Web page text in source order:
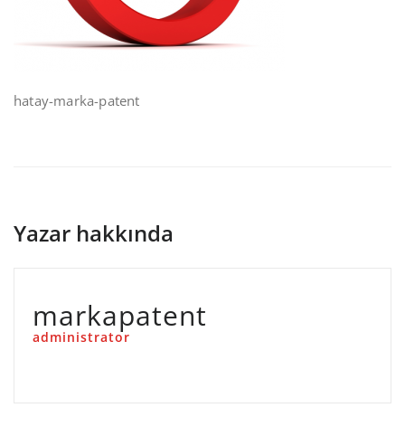
hatay-marka-patent
Yazar hakkında
markapatent
administrator